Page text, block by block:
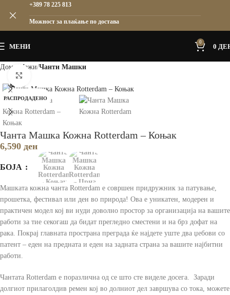
МЕНИ
0
0
Дома Мажи Чанти Машки
РАСПРОДАДЕНО
Чанта Машка Кожна Rotterdam – Коњак
6,590 ден
БОЈА
Машката кожна чанта Rotterdam е совршен придружник за патување,
прошетка, фестивал или ден во природа! Ова е уникатен, модерен и
практичен модел кој ви нуди доволно простор за организација на вашите
работи за тие секогаш да бидат прегледно сместени и на брз дофат на
рака. Покрај главната пространа преграда ќе најдете уште два џебови со
патент – еден на предната и еден на задната страна за вашите најбитни
работи.
Чантата Rotterdam е поразлична од се што сте виделе досега. Заради
долгиот прилаголдив ремен кој во долниот дел завршува со тока, можете
+389 78 225 813
Можност за плаќање по достава